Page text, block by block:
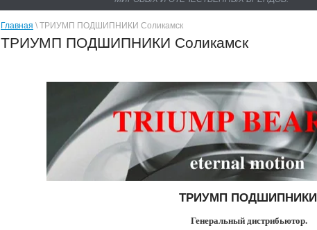
Главная \ ТРИУМП ПОДШИПНИКИ Соликамск
ТРИУМП ПОДШИПНИКИ Соликамск
ТРИУМП ПОДШИПНИКИ
Генеральный дистрибьютор.